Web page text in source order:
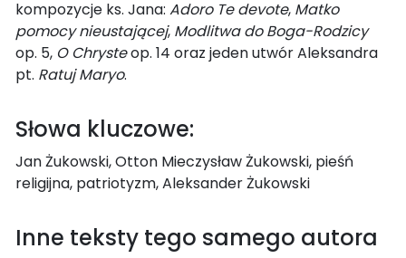
kompozycje ks. Jana: Adoro Te devote, Matko
pomocy nieustającej, Modlitwa do Boga-Rodzicy
op. 5, O Chrysteop. 14 oraz jeden utwór Aleksandra
pt. Ratuj Maryo.
Słowa kluczowe:
Jan Żukowski, Otton Mieczysław Żukowski, pieśń
religijna, patriotyzm, Aleksander Żukowski
Inne teksty tego samego autora